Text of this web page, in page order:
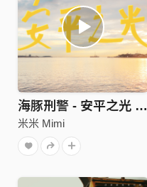
海豚刑警 - 安平之光 (cover)
米米 Mimi